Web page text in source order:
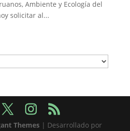
Ambiente y Ecología del
solicitar al...
Themes| Desarrollado por